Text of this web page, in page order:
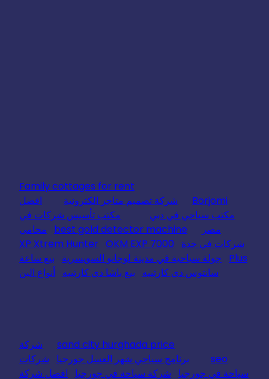
Family cottages for rent
Borjomi
شركة تصميم متاجر الكترونية
افضل
مكتب سياحي في دبي
مكتب تأسيس شركات في
مصر
best gold detector machine
محامي
شركات في جدة
XP Xtrem Hunter OKM EXP 7000
Plus
جولة سياحية في مدينة لوجانو السويسرية
بيع ساعة
سانتوس دي كارتييه
بيع باشا دي كارتييه أنواع البن
sand city hurghada price
شركة
seo
برنامج سياحي شهر العسل جورجيا
شركات
سياحة في جورجيا
شركة سياحة في جورجيا افضل شركة